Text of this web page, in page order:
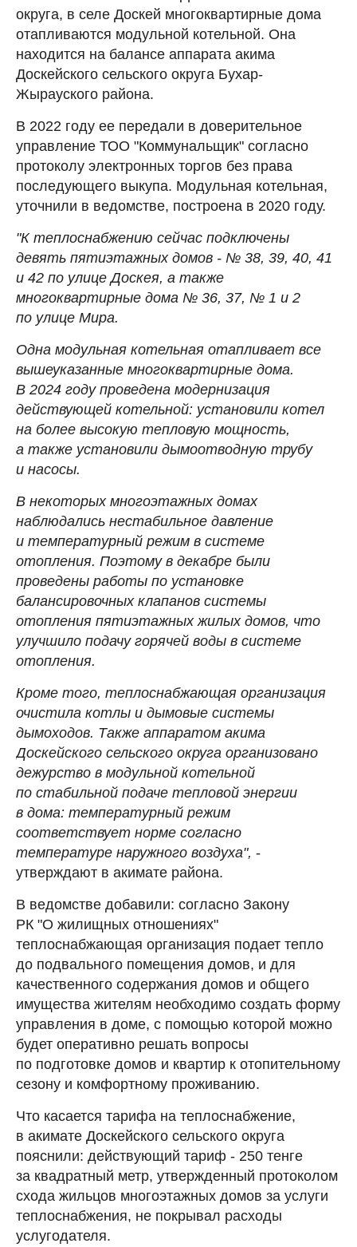
округа, в селе Доскей многоквартирные дома
отапливаются модульной котельной. Она
находится на балансе аппарата акима
Доскейского сельского округа Бухар-
Жырауского района.
В 2022 году ее передали в доверительное
управление ТОО "Коммунальщик" согласно
протоколу электронных торгов без права
последующего выкупа. Модульная котельная,
уточнили в ведомстве, построена в 2020 году.
"К теплоснабжению сейчас подключены
девять пятиэтажных домов - № 38, 39, 40, 41
и 42 по улице Доскея, а также
многоквартирные дома № 36, 37, № 1 и 2
по улице Мира.
Одна модульная котельная отапливает все
вышеуказанные многоквартирные дома.
В 2024 году проведена модернизация
действующей котельной: установили котел
на более высокую тепловую мощность,
а также установили дымоотводную трубу
и насосы.
В некоторых многоэтажных домах
наблюдались нестабильное давление
и температурный режим в системе
отопления. Поэтому в декабре были
проведены работы по установке
балансировочных клапанов системы
отопления пятиэтажных жилых домов, что
улучшило подачу горячей воды в системе
отопления.
Кроме того, теплоснабжающая организация
очистила котлы и дымовые системы
дымоходов. Также аппаратом акима
Доскейского сельского округа организовано
дежурство в модульной котельной
по стабильной подаче тепловой энергии
в дома: температурный режим
соответствует норме согласно
температуре наружного воздуха", -
утверждают в акимате района.
В ведомстве добавили: согласно Закону
РК "О жилищных отношениях"
теплоснабжающая организация подает тепло
до подвального помещения домов, и для
качественного содержания домов и общего
имущества жителям необходимо создать форму
управления в доме, с помощью которой можно
будет оперативно решать вопросы
по подготовке домов и квартир к отопительному
сезону и комфортному проживанию.
Что касается тарифа на теплоснабжение,
в акимате Доскейского сельского округа
пояснили: действующий тариф - 250 тенге
за квадратный метр, утвержденный протоколом
схода жильцов многоэтажных домов за услуги
теплоснабжения, не покрывал расходы
услугодателя.